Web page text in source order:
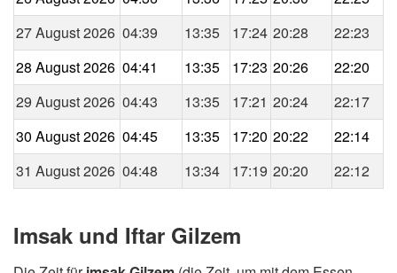
27 August 2026 04:39 13:35 17:24 20:28
22:23
28 August 2026 04:41 13:35 17:23 20:26
22:20
29 August 2026 04:43 13:35 17:21 20:24
22:17
30 August 2026 04:45 13:35 17:20 20:22
22:14
31 August 2026 04:48 13:34 17:19 20:20 22:12
Imsak und Iftar Gilzem